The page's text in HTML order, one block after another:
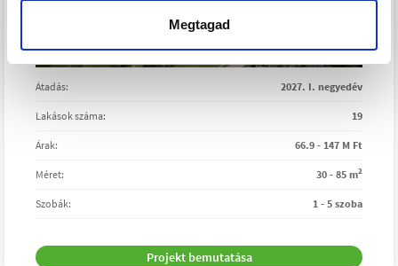
Megtagad
Átadás: 2027. I. negyedév
Lakások száma: 19
Árak: 66.9 - 147 M Ft
Méret: 30 - 85 m2
Szobák: 1 - 5 szoba
Projekt bemutatása